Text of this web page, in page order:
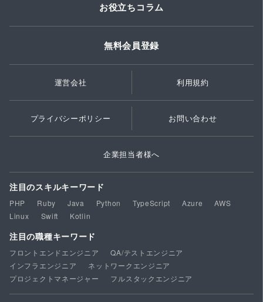
お役立ちコラム
無料会員登録
運営会社 利用規約
プライバシーポリシー お問い合わせ
企業担当者様へ
注目のスキルキーワード
PHP Ruby Java Python TypeScript Azure
AWS
Linux
Swift Kotlin
注目の職種キーワード
フロントエンドエンジニア
QA/テストエンジニア
インフラエンジニア
ネットワークエンジニア
プロジェクトマネージャー
フルスタックエンジニア